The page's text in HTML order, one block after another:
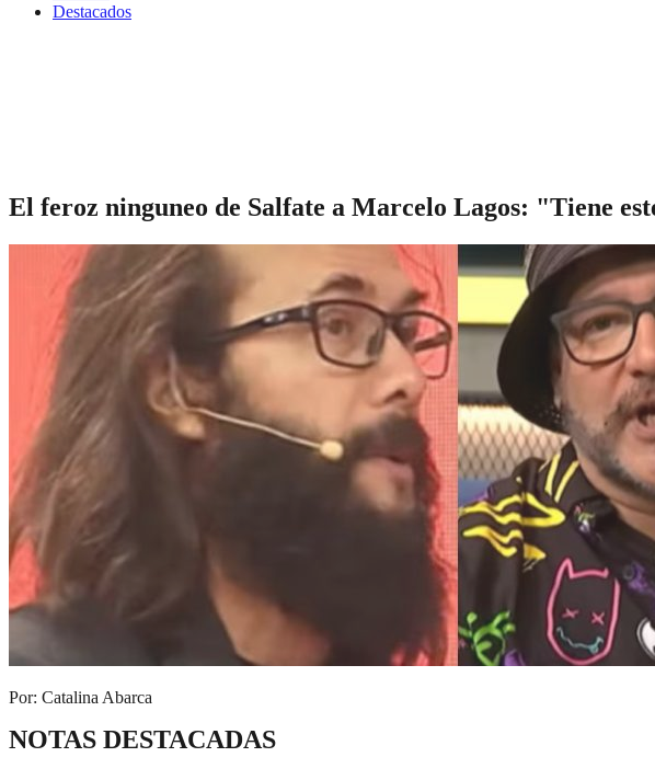
Destacados
El feroz ninguneo de Salfate a Marcelo Lagos: "Tiene
Por: Catalina Abarca
NOTAS DESTACADAS